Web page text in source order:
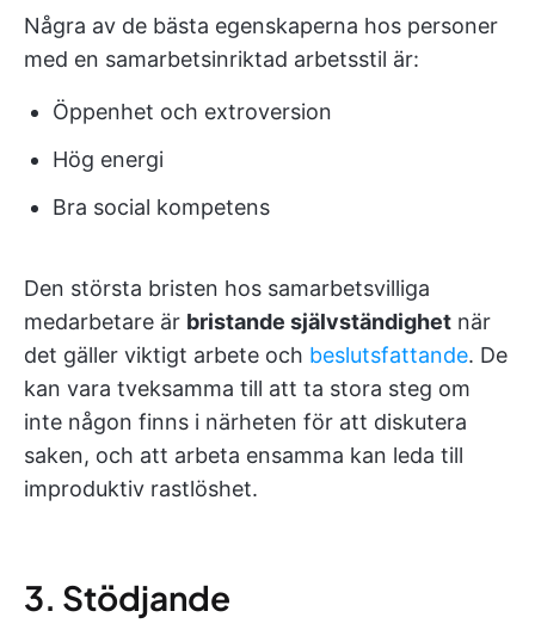
Några av de bästa egenskaperna hos personer
med en samarbetsinriktad arbetsstil är:
Öppenhet och extroversion
Hög energi
Bra social kompetens
Den största bristen hos samarbetsvilliga
medarbetare är bristande självständighet när
det gäller viktigt arbete och beslutsfattande. De
kan vara tveksamma till att ta stora steg om
inte någon finns i närheten för att diskutera
saken, och att arbeta ensamma kan leda till
improduktiv rastlöshet.
3. Stödjande